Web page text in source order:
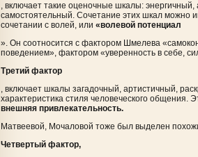
, включает такие оценочные шкалы:
самостоятельный. Сочетание этих шкал можно
сочетании с волей, или «волевой потенциал
». Он соотносится с фактором Шмелева
поведением», фактором «уверенность в себе,
Третий фактор
, включает шкалы загадочный, артистичный,
характеристика стиля человеческого общения.
внешняя привлекательность.
Матвеевой, Мочаловой тоже был выделен
Четвертый фактор,